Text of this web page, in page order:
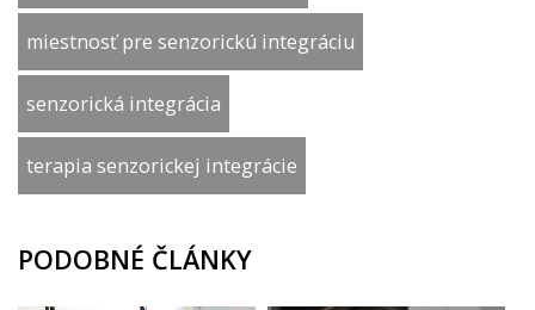
miestnosť pre senzorickú integráciu
senzorická integrácia
terapia senzorickej integrácie
PODOBNÉ ČLÁNKY